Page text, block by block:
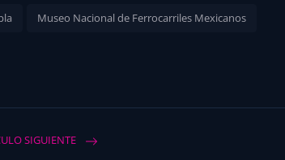
Museo Nacional de Ferrocarriles Mexicanos
SIGUIENTE